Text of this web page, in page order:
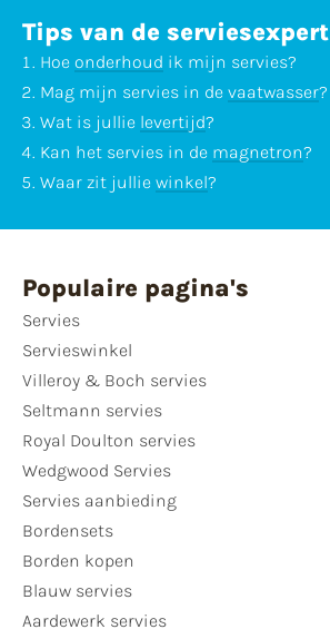
Tips van de serviesexpert
Hoe onderhoud ik mijn servies?
Mag mijn servies in de vaatwasser?
Wat is jullie levertijd?
Kan het servies in de magnetron?
Waar zit jullie winkel?
Populaire pagina's
Servies
Servieswinkel
Villeroy & Boch servies
Seltmann servies
Royal Doulton servies
Wedgwood Servies
Servies aanbieding
Bordensets
Borden kopen
Blauw servies
Aardewerk servies